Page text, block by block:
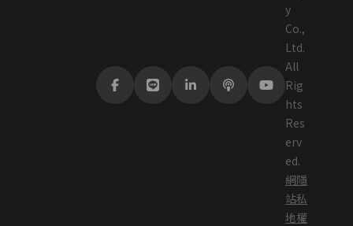
y
Co.,
Ltd.
All
Rig
hts
Res
erv
ed.
網
站
地
隱
私
權